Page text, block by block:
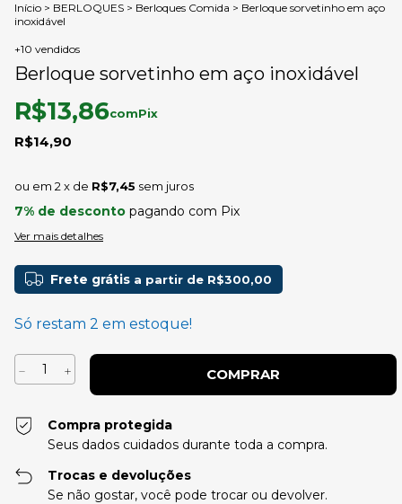
Início > BERLOQUES > Berloques Comida > Berloque sorvetinho em aço
inoxidável
+10 vendidos
Berloque sorvetinho em aço inoxidável
R$14,90
R$13,86comPix
2 x de R$7,45 sem juros
7% de desconto pagando com Pix
Ver mais detalhes
Frete grátis a partir de R$300,00
Só restam 2 em estoque!
Compra protegida
Seus dados cuidados durante toda a compra.
Trocas e devoluções
Se não gostar, você pode trocar ou devolver.